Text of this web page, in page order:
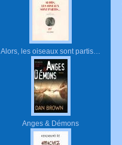
Alors, les oiseaux sont partis…
Anges & Démons